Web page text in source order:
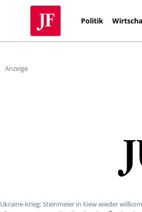
Politik
Anzeige
Ukraine-Krieg: Steinmeier in Kiew wieder